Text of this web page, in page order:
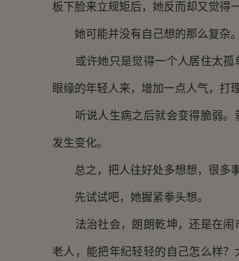
板下脸来立规矩后，她反而却又觉得
她可能并没有自己想的那么复杂。
或许她只是觉得一个人居住太孤
眼缘的年轻人来，增加一点人气，打
听说人生病之后就会变得脆弱。
发生变化。
总之，把人往好处多想想，很多事
先试试吧，她握紧拳头想。
法治社会，朗朗乾坤，还是在闹
老人，能把年纪轻轻的自己怎么样